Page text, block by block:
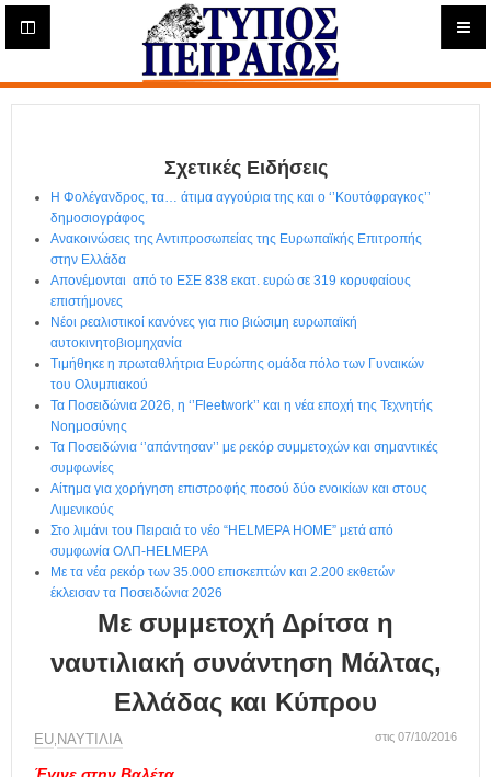
Η
ε
ρ
Σχετικές Ειδήσεις
Η Φολέγανδρος, τα… άτιμα αγγούρια της και ο ‘’Κουτόφραγκος’’
δημοσιογράφος
Ανακοινώσεις της Αντιπροσωπείας της Ευρωπαϊκής Επιτροπής
στην Ελλάδα
Απονέμονται από το ΕΣΕ 838 εκατ. ευρώ σε 319 κορυφαίους
επιστήμονες
Νέοι ρεαλιστικοί κανόνες για πιο βιώσιμη ευρωπαϊκή
αυτοκινητοβιομηχανία
Τιμήθηκε η πρωταθλήτρια Ευρώπης ομάδα πόλο των Γυναικών
του Ολυμπιακού
Τα Ποσειδώνια 2026, η ‘’Fleetwork’’ και η νέα εποχή της Τεχνητής
Νοημοσύνης
Τα Ποσειδώνια ‘’απάντησαν’’ με ρεκόρ συμμετοχών και σημαντικές
συμφωνίες
Αίτημα για χορήγηση επιστροφής ποσού δύο ενοικίων και στους
Λιμενικούς
Στο λιμάνι του Πειραιά το νέο “HELMEPA HOME” μετά από
συμφωνία ΟΛΠ-HELMEPA
Με τα νέα ρεκόρ των 35.000 επισκεπτών και 2.200 εκθετών
έκλεισαν τα Ποσειδώνια 2026
Με συμμετοχή Δρίτσα η
ναυτιλιακή συνάντηση Μάλτας,
Ελλάδας και Κύπρου
ΕU, ΝΑΥΤΙΛΙΑ στις 07/10/2016